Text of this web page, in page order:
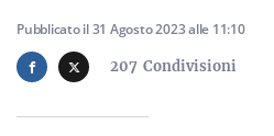
Servizi
207 Condivisioni
Pubblicato il31 Agosto 2023alle 11:10